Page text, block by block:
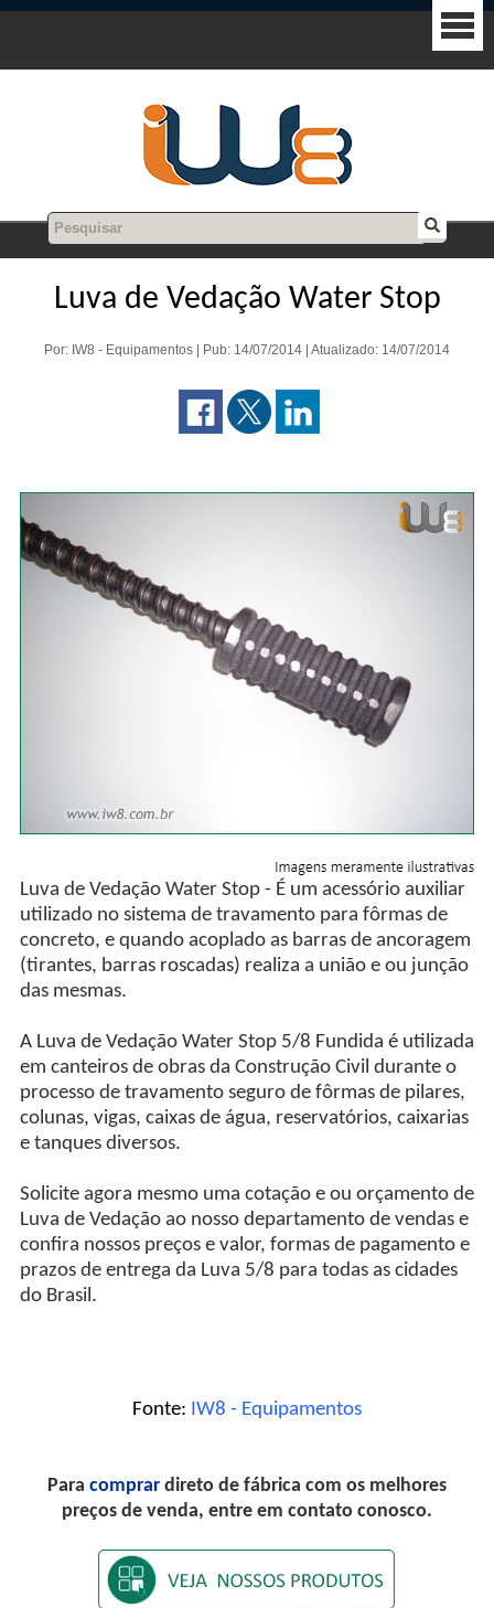
Luva de Vedação Water Stop
Por: IW8 - Equipamentos | Pub: 14/07/2014 | Atualizado: 14/07/2014
Luva de Vedação Water Stop - É um acessório auxiliar
utilizado no sistema de travamento para fôrmas de
concreto, e quando acoplado as barras de ancoragem
(tirantes, barras roscadas) realiza a união e ou junção
das mesmas.
A Luva de Vedação Water Stop 5/8 Fundida é utilizada
em canteiros de obras da Construção Civil durante o
processo de travamento seguro de fôrmas de pilares,
colunas, vigas, caixas de água, reservatórios, caixarias
e tanques diversos.
Solicite agora mesmo uma cotação e ou orçamento de
Luva de Vedação ao nosso departamento de vendas e
confira nossos preços e valor, formas de pagamento e
prazos de entrega da Luva 5/8 para todas as cidades
do Brasil.
Fonte: IW8 - Equipamentos
Para comprar direto de fábrica com os melhores
preços de venda, entre em contato conosco.